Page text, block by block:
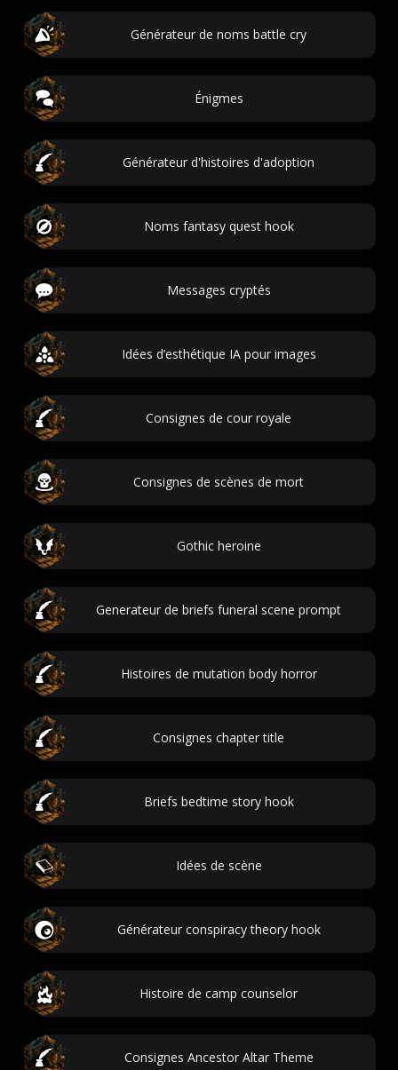
Générateur de noms battle cry
Énigmes
Générateur d'histoires d'adoption
Noms fantasy quest hook
Messages cryptés
Idées d’esthétique IA pour images
Consignes de cour royale
Consignes de scènes de mort
Gothic heroine
Generateur de briefs funeral scene prompt
Histoires de mutation body horror
Consignes chapter title
Briefs bedtime story hook
Idées de scène
Générateur conspiracy theory hook
Histoire de camp counselor
Consignes Ancestor Altar Theme